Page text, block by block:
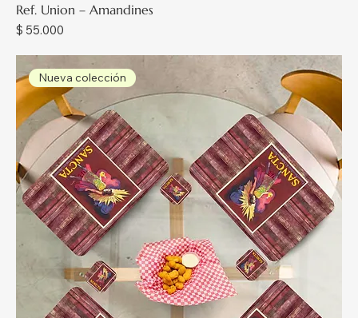
Ref. Union – Amandines
Precio
$ 55.000
Nueva colección